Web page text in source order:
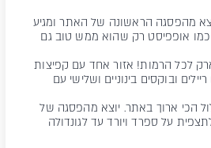
מהפסגה הראשונה של האתר ומגיע
כמו אופפיסט רק שהוא ממש טוב גם
לכל הרמות! אזור אחד עם קפיצות
ובוקסים בינוניים ושלישי עם
הכי ארוך באתר. יוצא מהפסגה של
על ספרד ויורד עד לגונדולה